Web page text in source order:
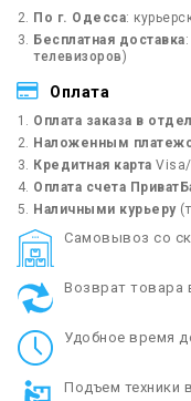
По г. Одесса:
Бесплатная доставка
телевизоров)
Оплата
Оплата заказа в
Наложенным
Кредитная карта
Оплата счета
Наличными курьеру
Cамовывоз со
Возврат товара
Удобное время
Подъем техники